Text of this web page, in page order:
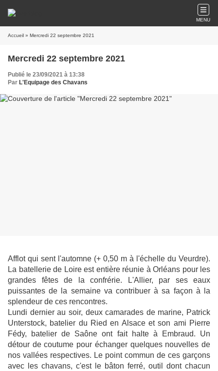
MENU
Accueil » Mercredi 22 septembre 2021
Mercredi 22 septembre 2021
Publié le 23/09/2021 à 13:38
Par L'Equipage des Chavans
Afflot qui sent l'automne (+ 0,50 m à l'échelle du Veurdre).
La batellerie de Loire est entière réunie à Orléans pour les
grandes fêtes de la confrérie. L'Allier, par ses eaux
puissantes de la semaine va contribuer à sa façon à la
splendeur de ces rencontres.
Lundi dernier au soir, deux camarades de marine, Patrick
Unterstock, batelier du Ried en Alsace et son ami Pierre
Fédy, batelier de Saône ont fait halte à Embraud. Un
détour de coutume pour échanger quelques nouvelles de
nos vallées respectives. Le point commun de ces garçons
avec les chavans, c'est le bâton ferré, outil dont chacun